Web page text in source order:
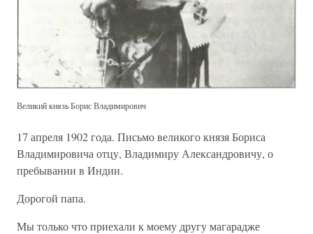
Великий князь Борис Владимирович
17 апреля 1902 года. Письмо великого князя Бориса
Владимировича отцу, Владимиру Александровичу, о
пребывании в Индии.
Дорогой папа.
Мы только что приехали к моему другу магарадже